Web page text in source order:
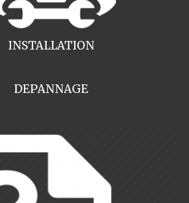
INSTALLATION
DEPANNAGE